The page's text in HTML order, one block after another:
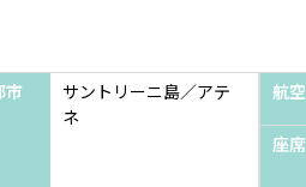
市
サントリーニ島／アテ
ネ
航
座